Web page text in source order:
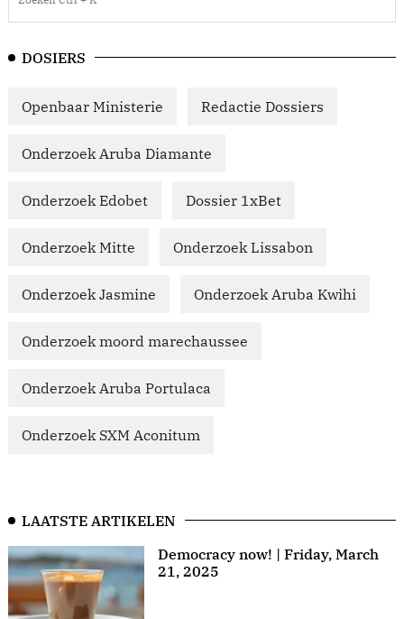
DOSIERS
Openbaar Ministerie Redactie Dossiers
Onderzoek Aruba Diamante
Onderzoek Edobet Dossier 1xBet
Onderzoek Mitte Onderzoek Lissabon
Onderzoek Jasmine Onderzoek Aruba Kwihi
Onderzoek moord marechaussee
Onderzoek Aruba Portulaca
Onderzoek SXM Aconitum
LAATSTE ARTIKELEN
Democracy now! | Friday, March
21, 2025